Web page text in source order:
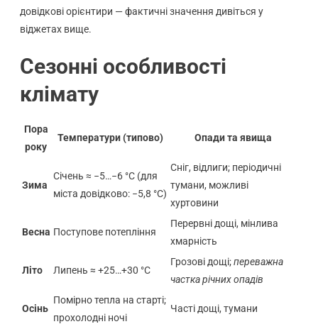
довідкові орієнтири — фактичні значення дивіться у
віджетах вище.
Сезонні особливості
клімату
Пора
року
Температури (типово) Опади та явища
Зима
Січень ≈ −5…−6 °C (для
міста довідково: −5,8 °C)
Сніг, відлиги; періодичні
тумани, можливі
хуртовини
Весна Поступове потепління
Перервні дощі, мінлива
хмарність
Літо Липень ≈ +25…+30 °C
Грозові дощі;переважна
частка річних опадів
Осінь
Помірно тепла на старті;
прохолодні ночі
Часті дощі, тумани